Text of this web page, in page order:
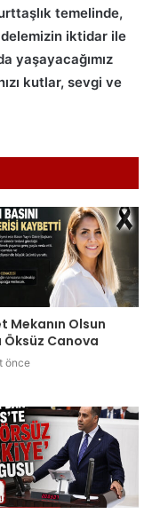
temelinde,
iktidar ile
yaşayacağımız
kutlar, sevgi ve
Mekanın Olsun
Öksüz Canova
önce